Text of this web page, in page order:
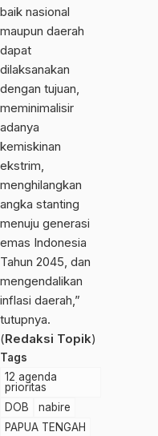
baik nasional
maupun daerah
dapat
dilaksanakan
dengan tujuan,
meminimalisir
adanya
kemiskinan
ekstrim,
menghilangkan
angka stanting
menuju generasi
emas Indonesia
Tahun 2045, dan
mengendalikan
inflasi daerah,”
tutupnya.
(Redaksi Topik)
Tags
12 agenda
prioritas
DOB
nabire
PAPUA TENGAH